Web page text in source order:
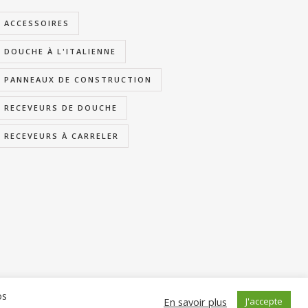
ACCESSOIRES
DOUCHE À L'ITALIENNE
PANNEAUX DE CONSTRUCTION
RECEVEURS DE DOUCHE
RECEVEURS À CARRELER
En savoir plus J'accepte